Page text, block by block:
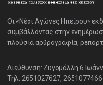
Οι «Νέοι Αγώνες Ηπείρου»
συμβάλλοντας στην
πλούσια αρθρογραφία,
Διεύθυνση: Ζυγομάλλη 6
Τηλ: 2651027627, 2651077466